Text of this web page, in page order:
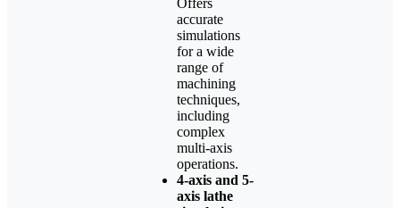
Offers
accurate
simulations
for a wide
range of
machining
techniques,
including
complex
multi-axis
operations.
4-axis and 5-
axis lathe